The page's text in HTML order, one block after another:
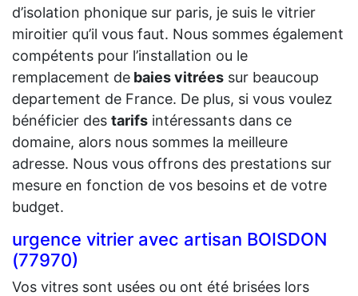
d’isolation phonique sur paris, je suis le vitrier
miroitier qu’il vous faut. Nous sommes également
compétents pour l’installation ou le
remplacement de baies vitrées sur beaucoup
departement de France. De plus, si vous voulez
bénéficier des tarifs intéressants dans ce
domaine, alors nous sommes la meilleure
adresse. Nous vous offrons des prestations sur
mesure en fonction de vos besoins et de votre
budget.
urgence vitrier avec artisan BOISDON
(77970)
Vos vitres sont usées ou ont été brisées lors